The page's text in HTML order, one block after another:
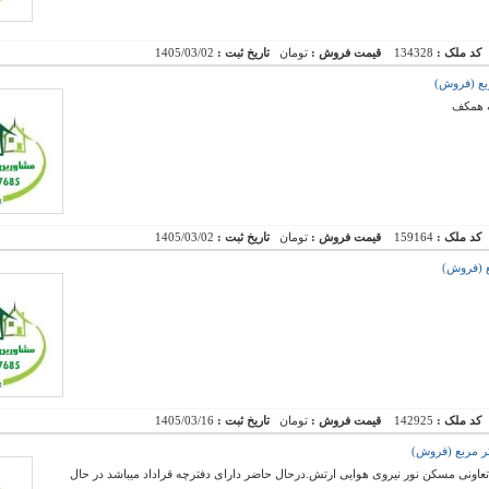
کد ملک : 134328 قیمت فروش : تومانتاریخ ثبت : 1405/03/02
همکف
کد ملک : 159164 قیمت فروش : تومانتاریخ ثبت : 1405/03/02
کد ملک : 142925 قیمت فروش : تومانتاریخ ثبت : 1405/03/16
سهم تجاری واگذاری تعاونی مسکن نور نیروی هوایی ارتش.درحال حاضر دارای دفترچه قراداد میباشد در حال